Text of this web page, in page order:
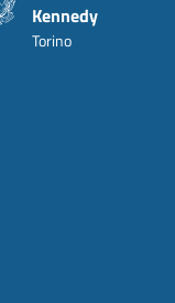
Kennedy
Torino